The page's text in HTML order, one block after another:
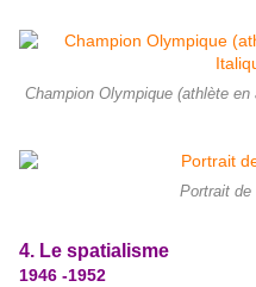
Champion Olympique (athlète
Portrait de
4. Le spatialisme
1946 -1952